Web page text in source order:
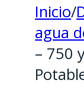
Inicio/
agua
– 750